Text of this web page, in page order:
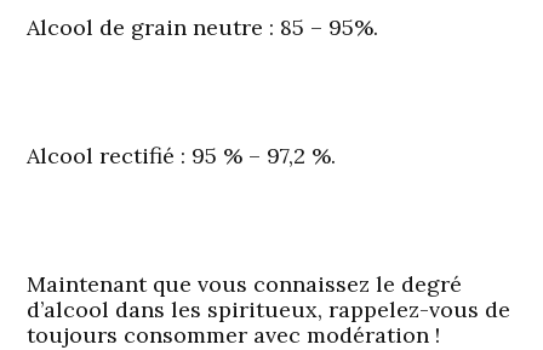
Alcool de grain neutre : 85 – 95%.
Alcool rectifié : 95 % – 97,2 %.
Maintenant que vous connaissez le degré
d’alcool dans les spiritueux, rappelez-vous de
toujours consommer avec modération !